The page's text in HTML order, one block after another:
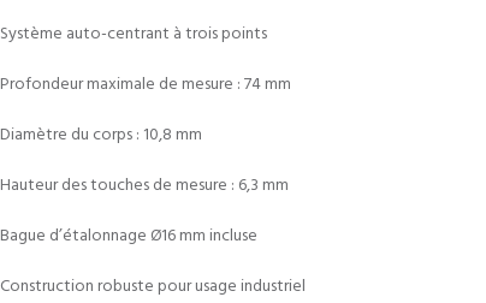
Système auto-centrant à trois points
Profondeur maximale de mesure : 74 mm
Diamètre du corps : 10,8 mm
Hauteur des touches de mesure : 6,3 mm
Bague d’étalonnage Ø16 mm incluse
Construction robuste pour usage industriel